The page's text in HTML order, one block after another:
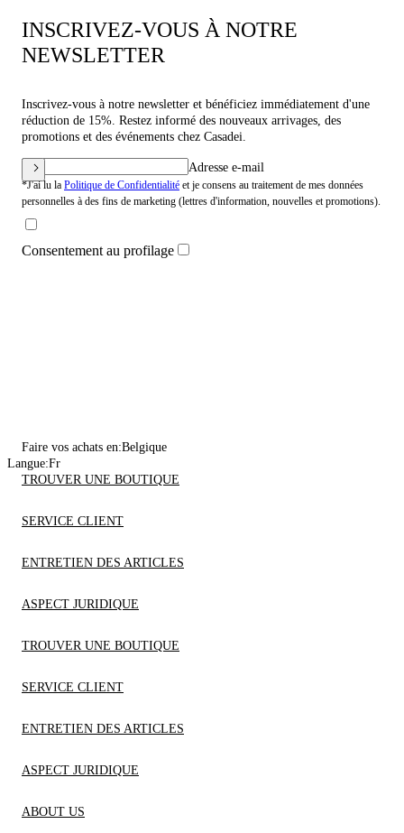
INSCRIVEZ-VOUS À NOTRE
NEWSLETTER
Inscrivez-vous à notre newsletter et bénéficiez immédiatement d'une
réduction de 15%. Restez informé des nouveaux arrivages, des
promotions et des événements chez Casadei.
Adresse e-mail
*J'ai lu la Politique de Confidentialité et je consens au traitement de mes données
personnelles à des fins de marketing (lettres d'information, nouvelles et promotions).
Consentement au profilage
Faire vos achats en:Belgique
Langue:Fr
TROUVER UNE BOUTIQUE
SERVICE CLIENT
ENTRETIEN DES ARTICLES
ASPECT JURIDIQUE
TROUVER UNE BOUTIQUE
SERVICE CLIENT
ENTRETIEN DES ARTICLES
ASPECT JURIDIQUE
ABOUT US